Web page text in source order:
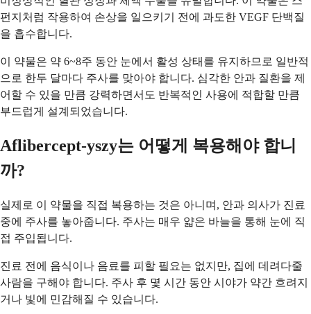
펀지처럼 작용하여 손상을 일으키기 전에 과도한 VEGF 단백질
을 흡수합니다.
이 약물은 약 6~8주 동안 눈에서 활성 상태를 유지하므로 일반적
으로 한두 달마다 주사를 맞아야 합니다. 심각한 안과 질환을 제
어할 수 있을 만큼 강력하면서도 반복적인 사용에 적합할 만큼
부드럽게 설계되었습니다.
Aflibercept-yszy는 어떻게 복용해야 합니
까?
실제로 이 약물을 직접 복용하는 것은 아니며, 안과 의사가 진료
중에 주사를 놓아줍니다. 주사는 매우 얇은 바늘을 통해 눈에 직
접 주입됩니다.
진료 전에 음식이나 음료를 피할 필요는 없지만, 집에 데려다줄
사람을 구해야 합니다. 주사 후 몇 시간 동안 시야가 약간 흐려지
거나 빛에 민감해질 수 있습니다.